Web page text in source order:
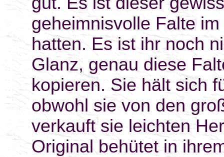
geheimnisvolle Falte
hatten. Es ist ihr noch
Glanz, genau diese
kopieren. Sie hält sich
obwohl sie von den
verkauft sie leichten
Original behütet in